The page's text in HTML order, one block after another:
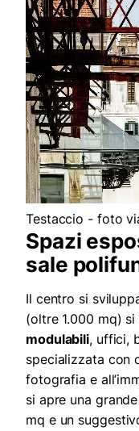
Testaccio - foto
Spazi
sale
Il centro si
(oltre 1.000 mq)
modulabili, uffici,
specializzata con
fotografia e
si apre una
mq e un